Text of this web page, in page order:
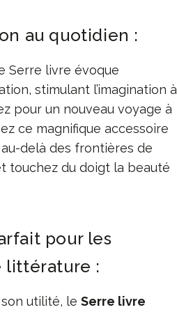
au quotidien :
Serre livre évoque
stimulant l’imagination à
pour un nouveau voyage à
ce magnifique accessoire
delà des frontières de
touchez du doigt la beauté
pour les
littérature :
utilité, le Serre livre